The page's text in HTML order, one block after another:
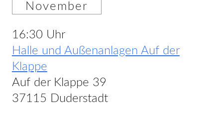
November
16:30 Uhr
Halle und Außenanlagen Auf der
Klappe
Auf der Klappe 39
37115 Duderstadt